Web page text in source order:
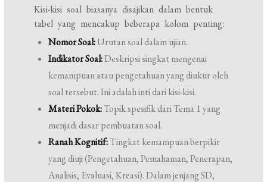
Kisi-kisi soal biasanya disajikan dalam bentuk
tabel yang mencakup beberapa kolom penting:
Nomor Soal:Urutan soal dalam ujian.
Indikator Soal:Deskripsi singkat mengenai
kemampuan atau pengetahuan yang diukur oleh
soal tersebut. Ini adalah inti dari kisi-kisi.
Materi Pokok:Topik spesifik dari Tema 1 yang
menjadi dasar pembuatan soal.
Ranah Kognitif:Tingkat kemampuan berpikir
yang diuji (Pengetahuan, Pemahaman, Penerapan,
Analisis, Evaluasi, Kreasi). Dalam jenjang SD,